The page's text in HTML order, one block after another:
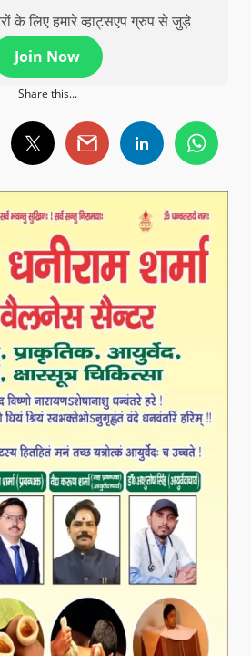
के लिए हमारे व्हाट्सएप ग्रुप से जुड़े
Join Now
Share this...